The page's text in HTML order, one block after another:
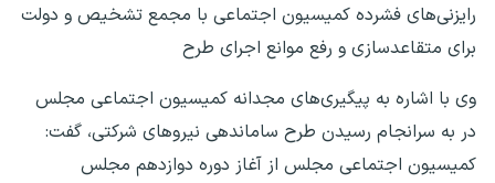
رایزنی‌های فشرده کمیسیون اجتماعی با مجمع تشخیص و دولت
برای متقاعدسازی و رفع موانع اجرای طرح
وی با اشاره به پیگیری‌های مجدانه کمیسیون اجتماعی مجلس
در به سرانجام رسیدن طرح ساماندهی نیروهای شرکتی، گفت:
کمیسیون اجتماعی مجلس از آغاز دوره دوازدهم مجلس